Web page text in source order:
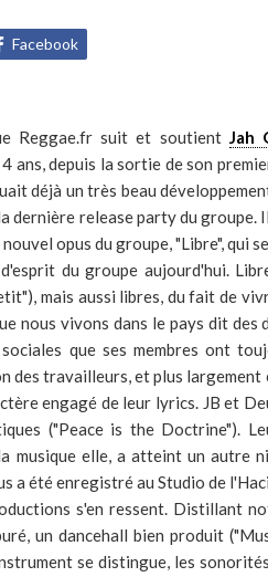
Facebook
Reggae.fr suit et soutient Jah
ans, depuis la sortie de son
déjà un très beau
dernière release party du groupe.
opus du groupe, "Libre", qui
du groupe aujourd'hui.
mais aussi libres, du fait de
nous vivons dans le pays dit des
que ses membres ont
des travailleurs, et plus
engagé de leur lyrics. JB et
("Peace is the Doctrine").
musique elle, a atteint un autre
a été enregistré au Studio de
s'en ressent. Distillant
un dancehall bien produit
se distingue, les